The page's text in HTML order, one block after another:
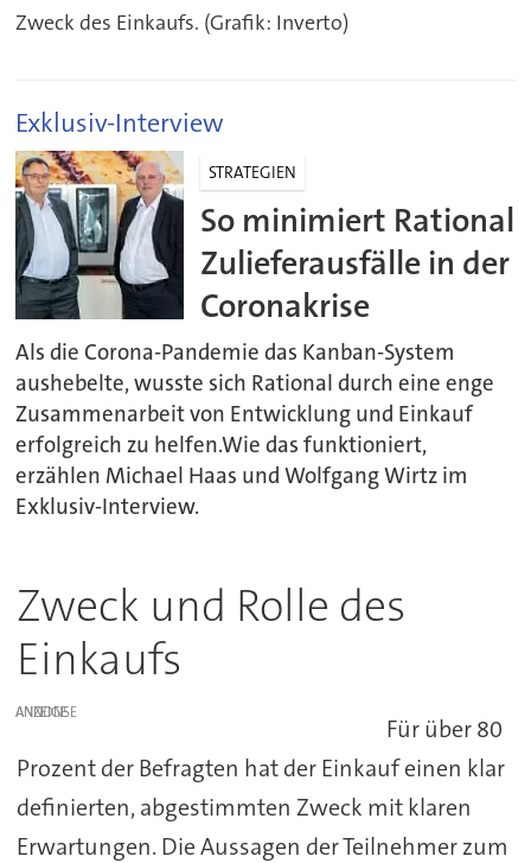
Zweck des Einkaufs. (Grafik: Inverto)
Exklusiv-Interview
STRATEGIEN
So minimiert Rational
Zulieferausfälle in der
Coronakrise
Als die Corona-Pandemie das Kanban-System
aushebelte, wusste sich Rational durch eine enge
Zusammenarbeit von Entwicklung und Einkauf
erfolgreich zu helfen.Wie das funktioniert,
erzählen Michael Haas und Wolfgang Wirtz im
Exklusiv-Interview.
Zweck und Rolle des
Einkaufs
ANZEIGE
Für über 80
Prozent der Befragten hat der Einkauf einen klar
definierten, abgestimmten Zweck mit klaren
Erwartungen. Die Aussagen der Teilnehmer zum